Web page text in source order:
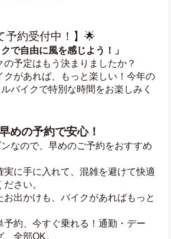
予約受付中！】🌟
で自由に風を感じよう！」
の予定はもう決まりましたか？
クがあれば、もっと楽しい！今年の
バイクで特別な時間をお楽しみく
めの予約で安心！
なので、早めのご予約をおすすめ
実に手に入れて、混雑を避けて快適
さい。
出かけも、バイクがあればもっと
予約、今すぐ乗れる！通勤・デー
全部OK。